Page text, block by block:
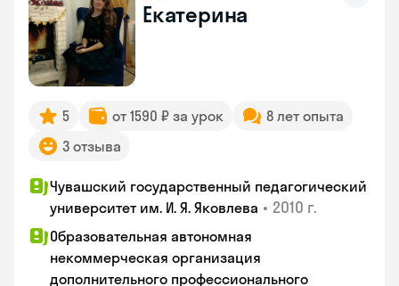
Екатерина
5 от 1590 ₽ за урок
8 лет опыта
3 отзыва
Чувашский государственный педагогический
университет им. И. Я. Яковлева • 2010 г.
Образовательная автономная
некоммерческая организация
дополнительного профессионального